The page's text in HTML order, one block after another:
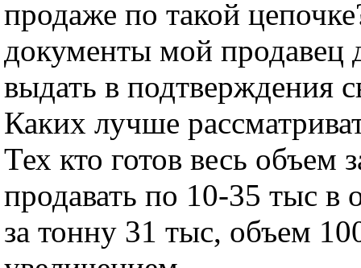
продаже по такой
документы мой продавец
выдать в подтверждения
Каких лучше
Тех кто готов весь объем
продавать по 10-35 тыс в
за тонну 31 тыс, объем